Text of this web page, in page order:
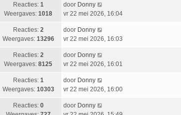
r
i
c
t
s
e
b
e
c
h
Reacties: 1
Weergaves: 1018
L
a
t
s
e
b
e
c
h
door Donny
vr 22 mei 2026, 16:04
Reacties: 2
Weergaves: 13296
L
a
t
s
e
b
e
door Donny
vr 22 mei 2026, 16:03
Reacties: 2
Weergaves: 8125
L
a
t
s
e
door Donny
vr 22 mei 2026, 16:01
Reacties: 1
Weergaves: 10303
L
a
t
door Donny
vr 22 mei 2026, 16:00
Reacties: 0
L
door Donny